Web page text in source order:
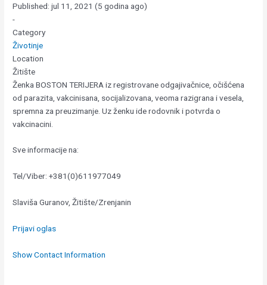
Published: jul 11, 2021 (5 godina ago)
-
Category
Životinje
Location
Žitište
Ženka BOSTON TERIJERA iz registrovane odgajivačnice, očišćena
od parazita, vakcinisana, socijalizovana, veoma razigrana i vesela,
spremna za preuzimanje. Uz ženku ide rodovnik i potvrda o
vakcinacini.
Sve informacije na:
Tel/Viber: +381(0)611977049
Slaviša Guranov, Žitište/Zrenjanin
Prijavi oglas
Show Contact Information